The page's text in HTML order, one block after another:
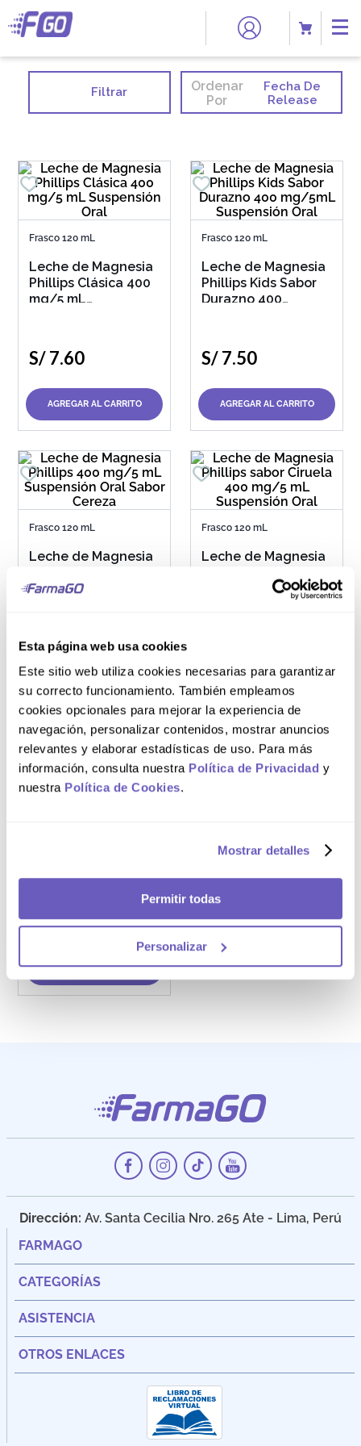
Esta página web usa cookies
Este sitio web utiliza cookies necesarias para garantizar
su correcto funcionamiento. También empleamos
cookies opcionales para mejorar la experiencia de
navegación, personalizar contenidos, mostrar anuncios
relevantes y elaborar estadísticas de uso. Para más
información, consulta nuestra Política de Privacidad y
nuestra Política de Cookies.
Mostrar detalles
Permitir todas
Personalizar
Filtrar
Ordenar
Por
Fecha De
Release
Frasco 120 mL
Leche de Magnesia
Phillips Clásica 400
mg/5 mL
S/7.60
AGREGAR AL CARRITO
Frasco 120 mL
Leche de Magnesia
Phillips Kids Sabor
Durazno 400
S/7.50
AGREGAR AL CARRITO
Frasco 120 mL
Leche de Magnesia
mL Suspensión Oral
S/7.50
AGREGAR AL CARRITO
Frasco 120 mL
Leche de Magnesia
Ciruela 400 mg/5
mL Suspensión Oral
AGREGAR AL CARRITO
Retardada
S/73.00
AGREGAR AL CARRITO
Dirección: Av. Santa Cecilia Nro. 265 Ate - Lima, Perú
FARMAGO
CATEGORÍAS
ASISTENCIA
OTROS ENLACES